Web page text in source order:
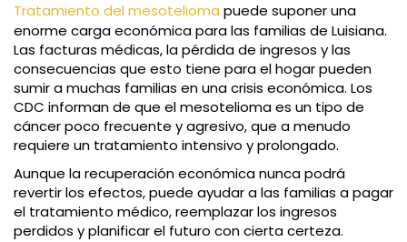
Tratamiento del mesotelioma puede suponer una
enorme carga económica para las familias de Luisiana.
Las facturas médicas, la pérdida de ingresos y las
consecuencias que esto tiene para el hogar pueden
sumir a muchas familias en una crisis económica. Los
CDC informan de que el mesotelioma es un tipo de
cáncer poco frecuente y agresivo, que a menudo
requiere un tratamiento intensivo y prolongado.
Aunque la recuperación económica nunca podrá
revertir los efectos, puede ayudar a las familias a pagar
el tratamiento médico, reemplazar los ingresos
perdidos y planificar el futuro con cierta certeza.